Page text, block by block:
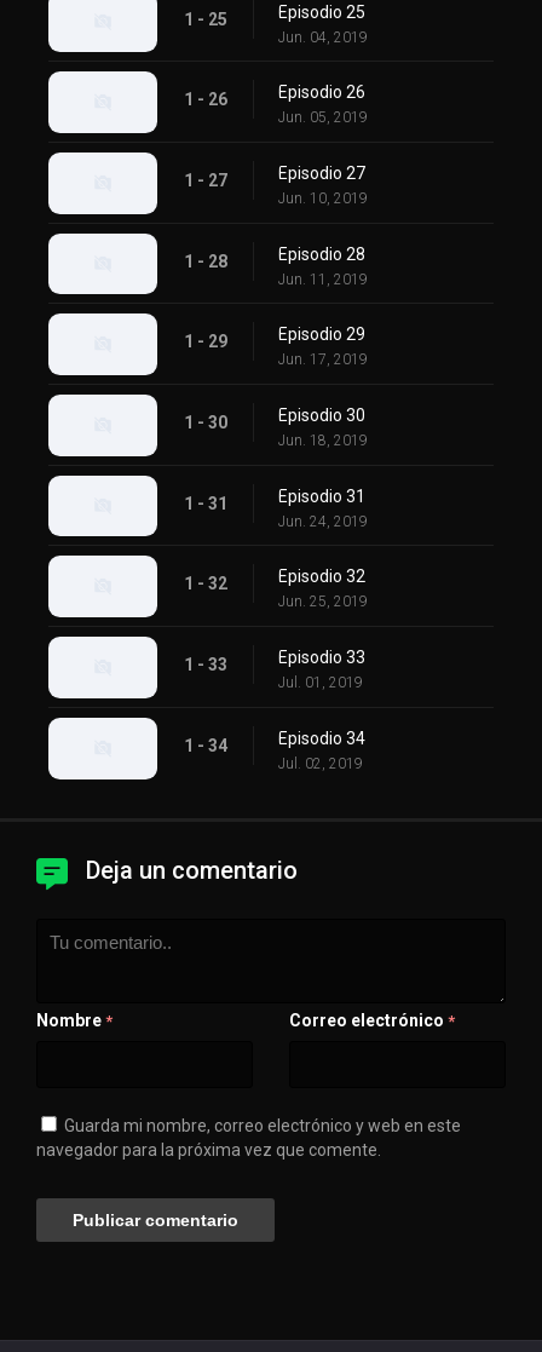
1 - 25 Episodio 25
Jun. 04, 2019
1 - 26 Episodio 26
Jun. 05, 2019
1 - 27 Episodio 27
Jun. 10, 2019
1 - 28 Episodio 28
Jun. 11, 2019
1 - 29 Episodio 29
Jun. 17, 2019
1 - 30 Episodio 30
Jun. 18, 2019
1 - 31 Episodio 31
Jun. 24, 2019
1 - 32 Episodio 32
Jun. 25, 2019
1 - 33 Episodio 33
Jul. 01, 2019
1 - 34 Episodio 34
Jul. 02, 2019
Deja un comentario
Nombre * Correo electrónico *
Guarda mi nombre, correo electrónico y web en este
navegador para la próxima vez que comente.